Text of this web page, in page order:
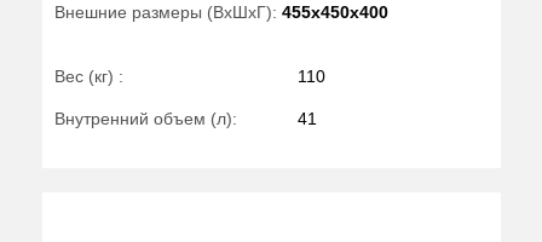
Внешние размеры (ВхШхГ): 455x450x400
Вес (кг) : 110
Внутренний объем (л): 41